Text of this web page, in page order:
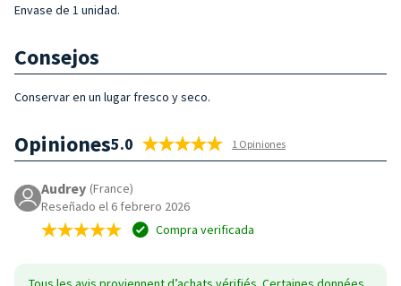
Envase de 1 unidad.
Consejos
Conservar en un lugar fresco y seco.
Opiniones5.0 1 Opiniones
Audrey (France)
Reseñado el 6 febrero 2026
Compra verificada